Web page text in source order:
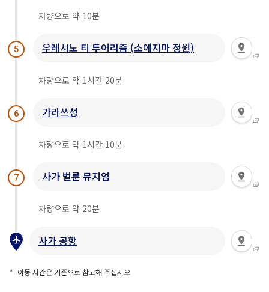
차량으로 약 10분
5 우레시노 티 투어리즘 (소에지마 정원)
차량으로 약 1시간 20분
6 가라쓰성
차량으로 약 1시간 10분
7 사가 벌룬 뮤지엄
차량으로 약 20분
사가 공항
이동 시간은 기준으로 참고해 주십시오